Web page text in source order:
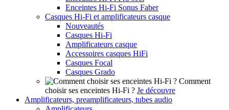
Enceintes Hi-Fi Sonus Faber
Casques Hi-Fi et amplificateurs casque
Nouveautés
Casques Hi-Fi
Amplificateurs casque
Accessoires casques HiFi
Casques Focal
Casques Grado
Comment
choisir ses enceintes Hi-Fi ? Je découvre
Amplificateurs, preamplificateurs, tubes audio